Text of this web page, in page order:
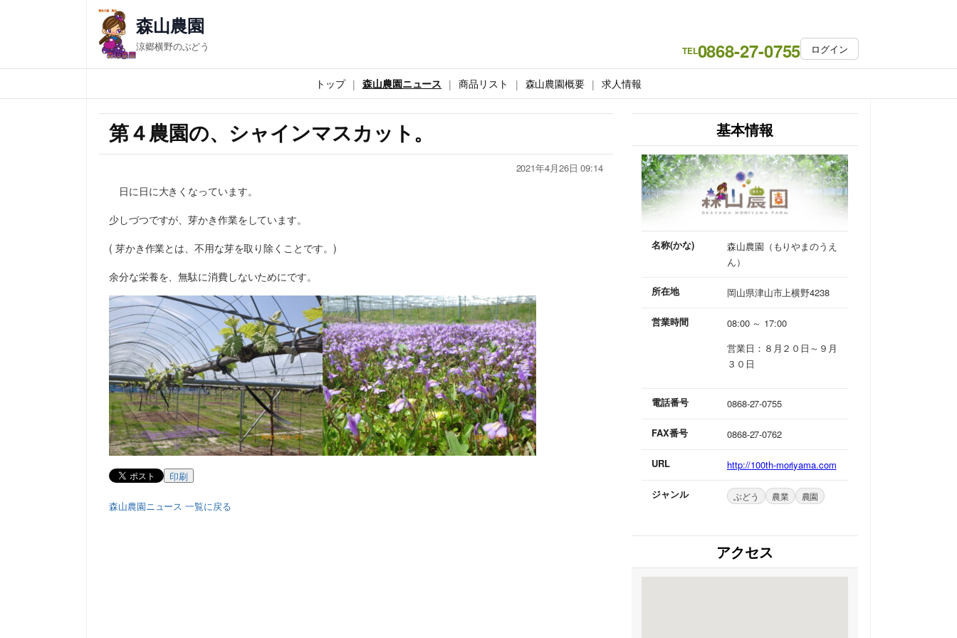
森山農園
涼郷横野のぶどう TEL0868-27-0755 ログイン
トップ 森山農園ニュース 商品リスト 森山農園概要 求人情報
第４農園の、シャインマスカット。
2021年4月26日 09:14
日に日に大きくなっています。
少しづつですが、芽かき作業をしています。
( 芽かき作業とは、不用な芽を取り除くことです。)
余分な栄養を、無駄に消費しないためにです。
印刷
森山農園ニュース 一覧に戻る
基本情報
名称(かな)
森山農園（もりやまのうえ
ん）
所在地 岡山県津山市上横野4238
営業時間
08:00 ～ 17:00
営業日：８月２０日～９月
３０日
電話番号 0868-27-0755
FAX番号 0868-27-0762
URL http://100th-moriyama.com
ジャンル ぶどう 農業 農園
アクセス